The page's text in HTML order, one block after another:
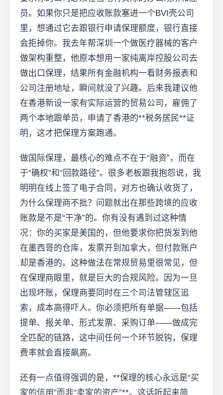
员。如果你只是把应收账款塞进一个BVI壳公司
里，想通过它去跟银行申请保理额度，银行直接
会拒掉你。我去年帮深圳一个做医疗器械的客户
做架构重整，他原本想用一家纯离岸控股公司去
做出口保理，结果所有金融机构一看财务报表和
公司注册地址，瞬间就没了兴趣。后来我建议他
在香港新设一家有实际运营的贸易公司，雇佣了
两个本地跟单员，申请了香港的**税务居民**证
明，这才把保理方案跑通。
做国际保理，最核心的难点不在于“融资”，而在
于“确权”和“回款路径”。很多老板跟我抱怨说，我
明明在线上签了电子合同，对方也确认收货了，
为什么保理商不批？问题就出在那些跨境的应收
账款是不是“干净”的。你有没有遇到过这种情
况：你的买家是美国的，但他要求你把货发到他
在墨西哥的仓库，发票开到加拿大，但付款账户
却是香港的。这种做法在常规贸易里很常见，但
在保理商眼里，就是巨大的合规风险。因为一旦
出现坏账，保理商要同时在三个司法管辖区追
索，成本高得吓人。你必须把所有单据——包括
提单、报关单、形式发票、采购订单——做成完
全匹配的链路，这中间任何一个环节脱钩，保理
费率就会直接飙高。
还有一点值得强调的是，**保理的核心永远是“买
家的信用”而非“卖家的资产”**。这话听起来简